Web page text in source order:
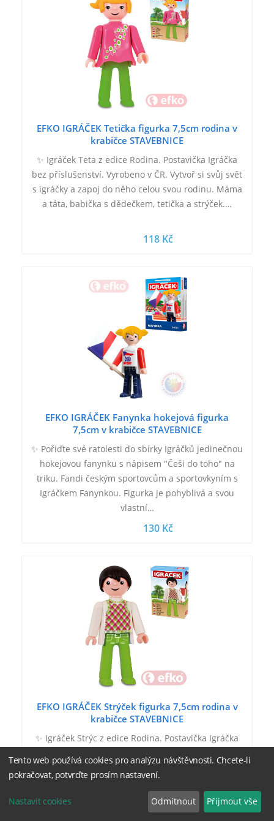
EFKO IGRÁČEK Tetička figurka 7,5cm rodina v
krabičce STAVEBNICE
✨ Igráček Teta z edice Rodina. Postavička Igráčka
bez příslušenství. Vyrobeno v ČR. Vytvoř si svůj svět
s igráčky a zapoj do něho celou svou rodinu. Máma
a táta, babička s dědečkem, tetička a strýček.…
118 Kč
EFKO IGRÁČEK Fanynka hokejová figurka
7,5cm v krabičce STAVEBNICE
✨ Pořiďte své ratolesti do sbírky Igráčků jedinečnou
hokejovou fanynku s nápisem "Češi do toho" na
triku. Fandi českým sportovcům a sportovkyním s
Igráčkem Fanynkou. Figurka je pohyblivá a svou
vlastní…
130 Kč
EFKO IGRÁČEK Strýček figurka 7,5cm rodina v
krabičce STAVEBNICE
✨ Igráček Strýc z edice Rodina. Postavička Igráčka
s igráčky a zapoj do něho celou svou rodinu. Máma
a táta, babička s dědečkem, tetička a strýček…
Tento web používá cookies pro analýzu návštěvnosti. Chcete-li
pokračovat, potvrďte prosím nastavení.
Nastavit cookies Odmítnout Přijmout vše